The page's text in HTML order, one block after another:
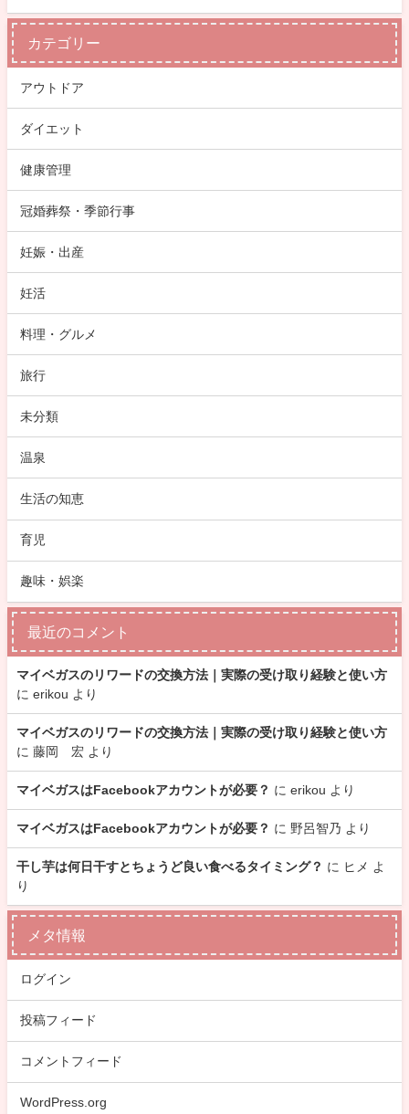
カテゴリー
アウトドア
ダイエット
健康管理
冠婚葬祭・季節行事
妊娠・出産
妊活
料理・グルメ
旅行
未分類
温泉
生活の知恵
育児
趣味・娯楽
最近のコメント
マイベガスのリワードの交換方法｜実際の受け取り経験と使い方
に erikou より
マイベガスのリワードの交換方法｜実際の受け取り経験と使い方
に 藤岡 宏 より
マイベガスはFacebookアカウントが必要？ に erikou より
マイベガスはFacebookアカウントが必要？ に 野呂智乃 より
干し芋は何日干すとちょうど良い食べるタイミング？ に ヒメ
よ
り
メタ情報
ログイン
投稿フィード
コメントフィード
WordPress.org